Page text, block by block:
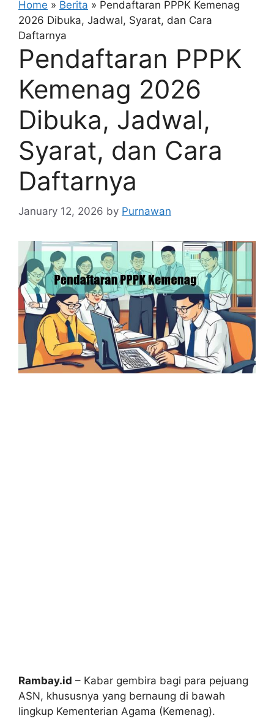
Home » Berita » Pendaftaran PPPK Kemenag
2026 Dibuka, Jadwal, Syarat, dan Cara
Daftarnya
Pendaftaran PPPK
Kemenag 2026
Dibuka, Jadwal,
Syarat, dan Cara
Daftarnya
January 12, 2026 by Purnawan
Rambay.id – Kabar gembira bagi para pejuang
ASN, khususnya yang bernaung di bawah
lingkup Kementerian Agama (Kemenag).